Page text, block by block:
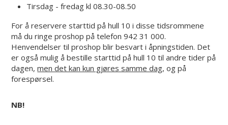
Tirsdag - fredag kl 08.30-08.50
For å reservere starttid på hull 10 i disse tidsrommene
må du ringe proshop på telefon 942 31 000.
Henvendelser til proshop blir besvart i åpningstiden. Det
er også mulig å bestille starttid på hull 10 til andre tider på
dagen,men det kan kun gjøres samme dag, og på
forespørsel.
NB!